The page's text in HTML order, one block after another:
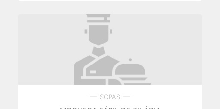
SOPAS